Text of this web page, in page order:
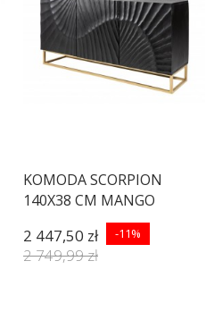
KOMODA SCORPION
140X38 CM MANGO
2 447,50 zł -11%
2 749,99 zł